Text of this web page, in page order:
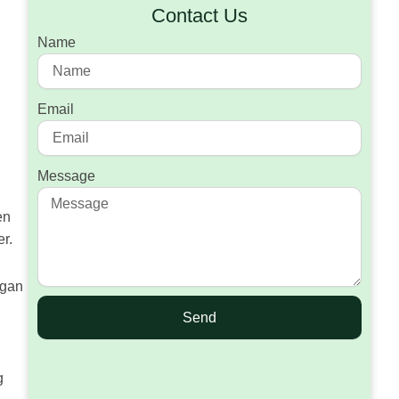
Contact Us
Name
Email
Message
Send